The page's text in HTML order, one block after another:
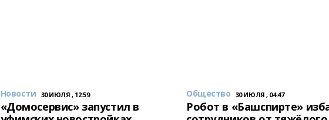
Новости 30 ИЮЛЯ , 12:59
«Домосервис» запустил в
Общество 30 ИЮЛЯ , 04:47
Робот в «Башспирте»